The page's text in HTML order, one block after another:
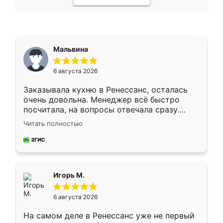
Мальвина
6 августа 2026
Заказывала кухню в Ренессанс, осталась
очень довольна. Менеджер всё быстро
посчитала, на вопросы отвечала сразу.
Замерщик приехал в субботу, подошёл к
делу со всей ответственностью. Собрали
за день, ребята работали аккуратно, даже
Читать полностью
Игорь М.
6 августа 2026
На самом деле в Ренессанс уже не первый